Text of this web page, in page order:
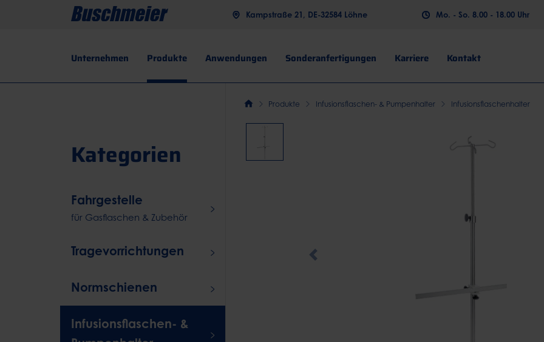
Kampstraße 21, DE-32584 Löhne Mo. - So. 8.00 - 18.00 Uhr
Unternehmen Produkte Anwendungen Sonderanfertigungen Karriere Kontakt
Kategorien
Fahrgestelle
für Gasflaschen & Zubehör
Tragevorrichtungen
Normschienen
Infusionsflaschen- &
Produkte Infusionsflaschen- & Pumpenhalter Infusionsflaschenhalter
Previous